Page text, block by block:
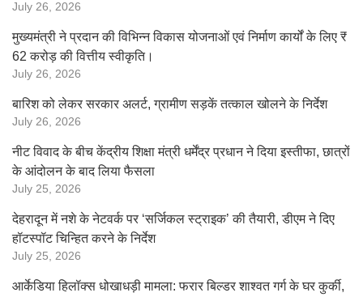
July 26, 2026
मुख्यमंत्री ने प्रदान की विभिन्न विकास योजनाओं एवं निर्माण कार्यों के लिए ₹
62 करोड़ की वित्तीय स्वीकृति।
July 26, 2026
बारिश को लेकर सरकार अलर्ट, ग्रामीण सड़कें तत्काल खोलने के निर्देश
July 26, 2026
नीट विवाद के बीच केंद्रीय शिक्षा मंत्री धर्मेंद्र प्रधान ने दिया इस्तीफा, छात्रों
के आंदोलन के बाद लिया फैसला
July 25, 2026
देहरादून में नशे के नेटवर्क पर ‘सर्जिकल स्ट्राइक’ की तैयारी, डीएम ने दिए
हॉटस्पॉट चिन्हित करने के निर्देश
July 25, 2026
आर्केडिया हिलॉक्स धोखाधड़ी मामला: फरार बिल्डर शाश्वत गर्ग के घर कुर्की,